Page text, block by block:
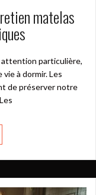
matelas
attention particulière,
à dormir. Les
de préserver notre